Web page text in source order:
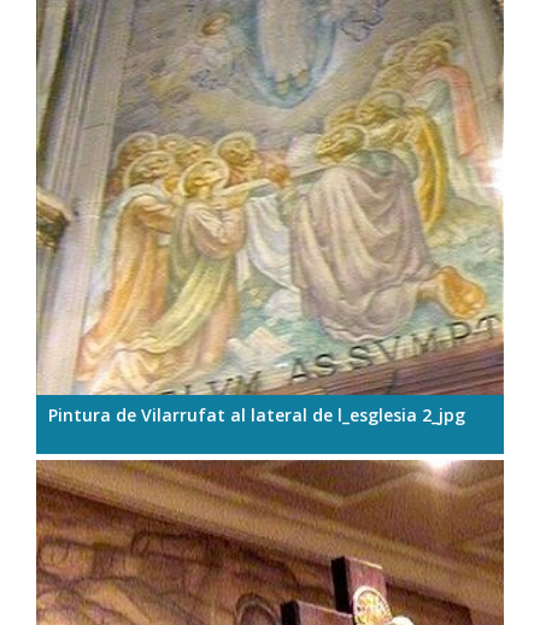
Pintura de Vilarrufat al lateral de l_esglesia 2_jpg